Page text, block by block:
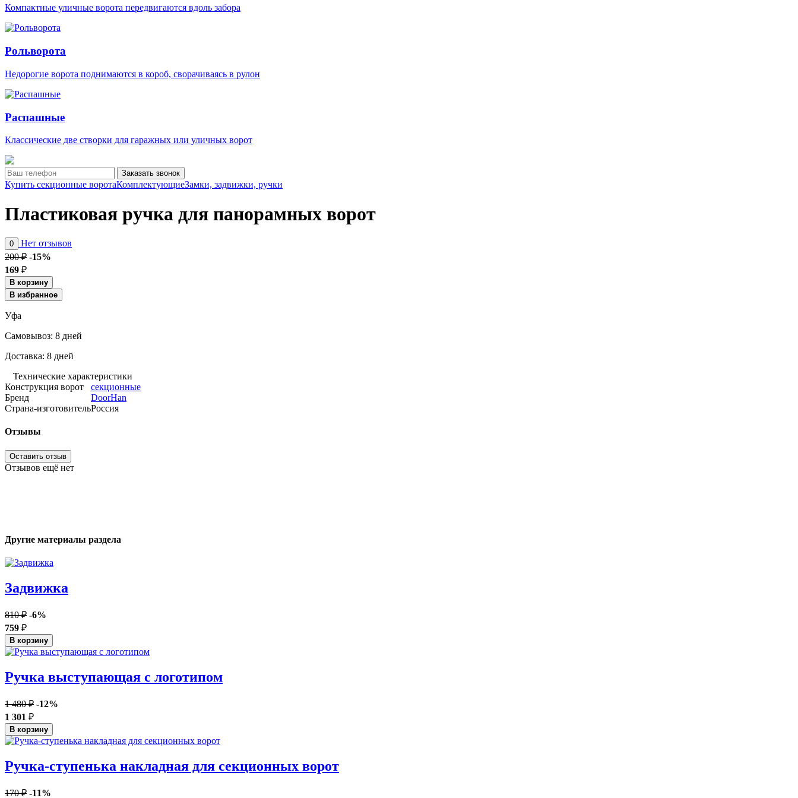
Компактные уличные ворота передвигаются вдоль забора
Рольворота
Недорогие ворота поднимаются в короб, сворачиваясь в рулон
Распашные
Классические две створки для гаражных или уличных ворот
Заказать звонок
Купить секционные воротаКомплектующиеЗамки, задвижки, ручки
Пластиковая ручка для панорамных ворот
0
Нет отзывов
200 ₽ -15%
169 ₽
В корзину
В избранное
Уфа
Cамовывоз: 8 дней
Доставка: 8 дней
Технические характеристики
Конструкция ворот
секционные
Бренд
DoorHan
Страна-изготовительРоссия
Отзывы
Оставить отзыв
Отзывов ещё нет
Другие материалы раздела
Задвижка
810 ₽ -6%
759 ₽
В корзину
Ручка выступающая c логотипом
1 480 ₽ -12%
1 301 ₽
В корзину
Ручка-ступенька накладная для секционных ворот
170 ₽ -11%